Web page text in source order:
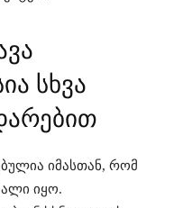
სხვა
იმასთან, რომ
იყო.